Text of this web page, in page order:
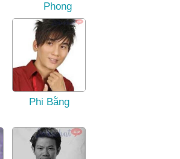
Phong
Phi Bằng